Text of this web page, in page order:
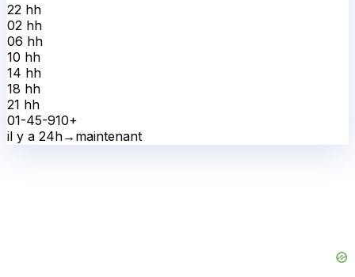
22 hh
02 hh
06 hh
10 hh
14 hh
18 hh
21 hh
01-45-910+
il y a 24h→ maintenant